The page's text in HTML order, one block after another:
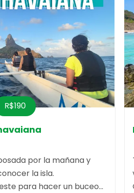
R$190
por la mañana y
la isla.
para hacer un buceo